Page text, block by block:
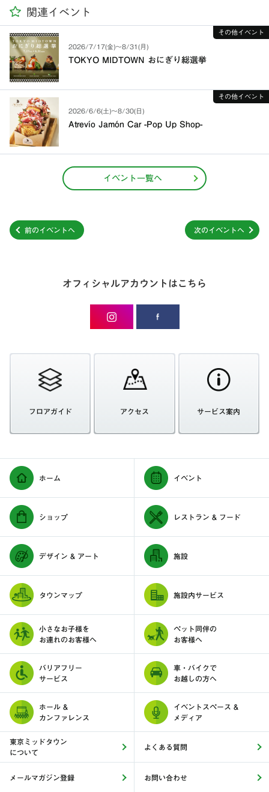
関連イベント
2026/7/17(金)〜8/31(月)
TOKYO MIDTOWN おにぎり総選挙
その他イベント
2026/6/6(土)〜8/30(日)
Atrevío Jamón Car -Pop Up Shop-
その他イベント
イベント一覧へ
前のイベントへ 次のイベントへ
オフィシャルアカウントはこちら
フロアガイド アクセス サービス案内
ホーム イベント
ショップ レストラン & フード
デザイン & アート 施設
タウンマップ 施設内サービス
小さなお子様を
お連れのお客様へ
ペット同伴の
お客様へ
バリアフリー
サービス
車・バイクで
お越しの方へ
ホール &
カンファレンス
イベントスペース &
メディア
東京ミッドタウン
について
よくある質問
メールマガジン登録 お問い合わせ